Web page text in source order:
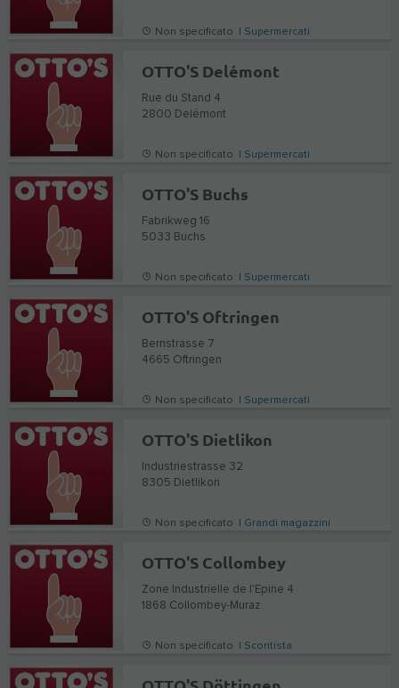
Non specificato | Supermercati
OTTO'S Delémont
Rue du Stand 4
2800 Delémont
Non specificato | Supermercati
OTTO'S Buchs
Fabrikweg 16
5033 Buchs
Non specificato | Supermercati
OTTO'S Oftringen
Bernstrasse 7
4665 Oftringen
Non specificato | Supermercati
OTTO'S Dietlikon
Industriestrasse 32
8305 Dietlikon
Non specificato | Grandi magazzini
OTTO'S Collombey
Zone Industrielle de l'Epine 4
1868 Collombey-Muraz
Non specificato | Scontista